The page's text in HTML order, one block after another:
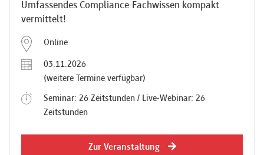
Umfassendes Compliance-Fachwissen kompakt
vermittelt!
Online
03.11.2026
(weitere Termine verfügbar)
Seminar: 26 Zeitstunden / Live-Webinar: 26
Zeitstunden
Zur Veranstaltung